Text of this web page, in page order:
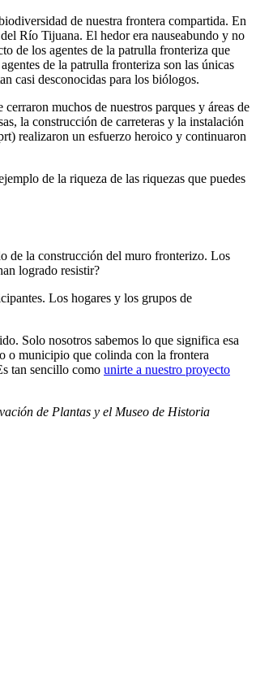
de nuestra frontera compartida. En
Río Tijuana. El hedor era nauseabundo y no
de los agentes de la patrulla fronteriza que
de la patrulla fronteriza son las únicas
casi desconocidas para los biólogos.
muchos de nuestros parques y áreas de
la construcción de carreteras y la instalación
realizaron un esfuerzo heroico y continuaron
de la riqueza de las riquezas que puedes
de la construcción del muro fronterizo. Los
logrado resistir?
Los hogares y los grupos de
Solo nosotros sabemos lo que significa esa
o municipio que colinda con la frontera
tan sencillo como unirte a nuestro proyecto
de Plantas y el Museo de Historia